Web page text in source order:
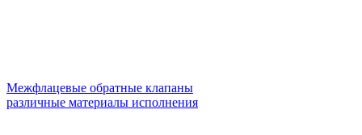
Межфлацевые обратные клапаны
различные материалы исполнения